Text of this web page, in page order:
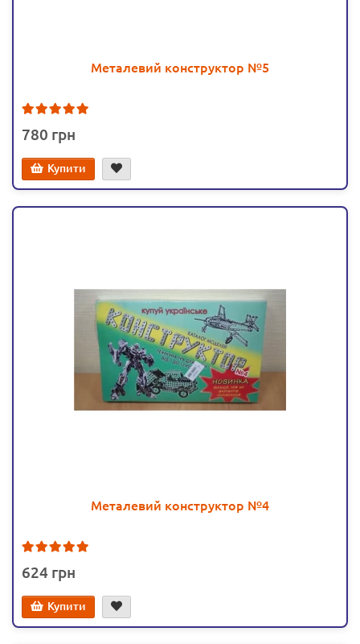
Металевий конструктор №5
780
Купити
Металевий конструктор №4
624
Купити